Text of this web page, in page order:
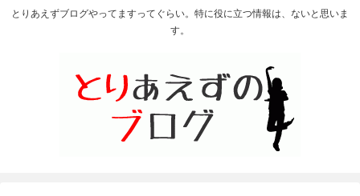
とりあえずブログやってますってぐらい。特に役に立つ情報は、ないと思いま
す。